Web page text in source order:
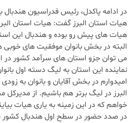
در ادامه پاکدل، رئیس فدراسیون هندبال
هیات استان البرز گفت: هیات استان
هیات های پیش رو بوده و هندبال این
البته در بخش بانوان موفقیت های خوبی
می توان جزو استان های سرآمد کشور
نماینده این استان به لیگ دسته اول
امیدوارم در بخش آقایان و بانوان به
البرز در لیگ برتر هم باشیم. از
خواهم که در این زمینه به یاری هیات
در صدد حضور در سطح اول هندبال کشور